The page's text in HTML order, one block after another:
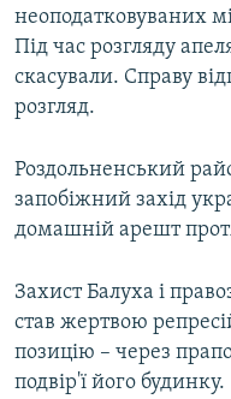
неоподатковуваних
Під час розгляду
скасували. Справу
розгляд.
Роздольненський
запобіжний захід
домашній арешт
Захист Балуха і
став жертвою
позицію – через
подвір'ї його будинку.